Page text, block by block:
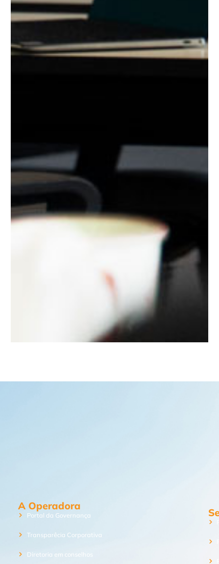
A Operadora
Portal da Governança
Transparêcia Corporativa
Diretoria em conselhos